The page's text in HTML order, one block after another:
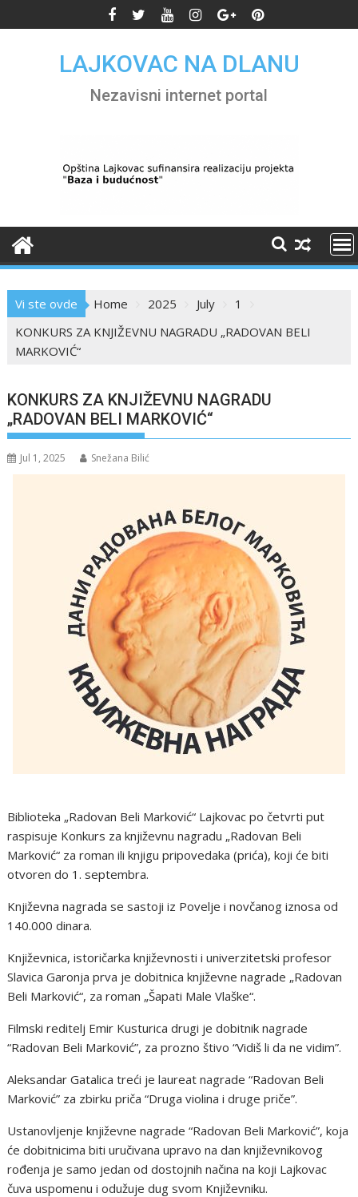
to
LAJKOVAC NA DLANU
Nezavisni internet portal
Vi ste ovde Home 2025 July
1
KONKURS ZA KNJIŽEVNU NAGRADU „RADOVAN BELI
MARKOVIĆ“
KONKURS ZA KNJIŽEVNU NAGRADU
„RADOVAN BELI MARKOVIĆ“
Jul 1, 2025 Snežana Bilić
Biblioteka „Radovan Beli Marković“ Lajkovac po četvrti put
raspisuje Konkurs za književnu nagradu „Radovan Beli
Marković“ za roman ili knjigu pripovedaka (prića), koji će biti
otvoren do 1. septembra.
Književna nagrada se sastoji iz Povelje i novčanog iznosa od
140.000 dinara.
Književnica, istoričarka književnosti i univerzitetski profesor
Slavica Garonja prva je dobitnica književne nagrade „Radovan
Beli Marković“, za roman „Šapati Male Vlaške“.
Filmski reditelj Emir Kusturica drugi je dobitnik nagrade
“Radovan Beli Marković”, za prozno štivo “Vidiš li da ne vidim”.
Aleksandar Gatalica treći je laureat nagrade “Radovan Beli
Marković” za zbirku priča “Druga violina i druge priče”.
Ustanovljenje književne nagrade “Radovan Beli Marković”, koja
će dobitnicima biti uručivana upravo na dan književnikovog
rođenja je samo jedan od dostojnih načina na koji Lajkovac
čuva uspomenu i odužuje dug svom Književniku.